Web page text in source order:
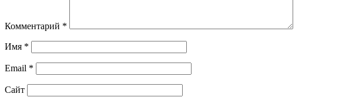
Комментарий *
Имя *
Email *
Сайт